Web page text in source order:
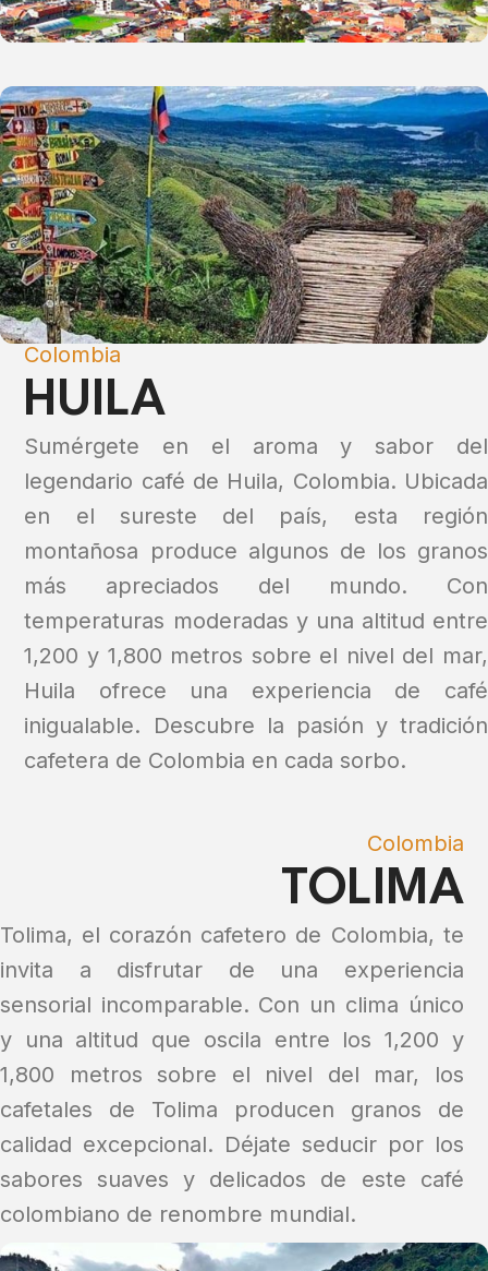
Colombia
HUILA
Sumérgete en el aroma y sabor del
legendario café de Huila, Colombia. Ubicada
en el sureste del país, esta región
montañosa produce algunos de los granos
más apreciados del mundo. Con
temperaturas moderadas y una altitud entre
1,200 y 1,800 metros sobre el nivel del mar,
Huila ofrece una experiencia de café
inigualable. Descubre la pasión y tradición
cafetera de Colombia en cada sorbo.
Colombia
TOLIMA
Tolima, el corazón cafetero de Colombia, te
invita a disfrutar de una experiencia
sensorial incomparable. Con un clima único
y una altitud que oscila entre los 1,200 y
1,800 metros sobre el nivel del mar, los
cafetales de Tolima producen granos de
calidad excepcional. Déjate seducir por los
sabores suaves y delicados de este café
colombiano de renombre mundial.